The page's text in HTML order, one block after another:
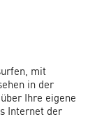
mit
in der
Ihre eigene
Internet der